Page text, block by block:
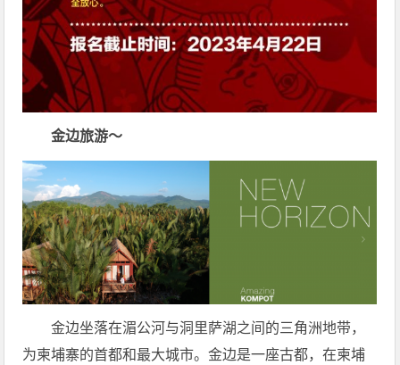
金边旅游～
金边坐落在湄公河与洞里萨湖之间的三角洲地带，
为柬埔寨的首都和最大城市。金边是一座古都，在柬埔